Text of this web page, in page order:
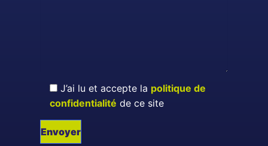
J’ai lu et accepte la politique de
confidentialité de ce site